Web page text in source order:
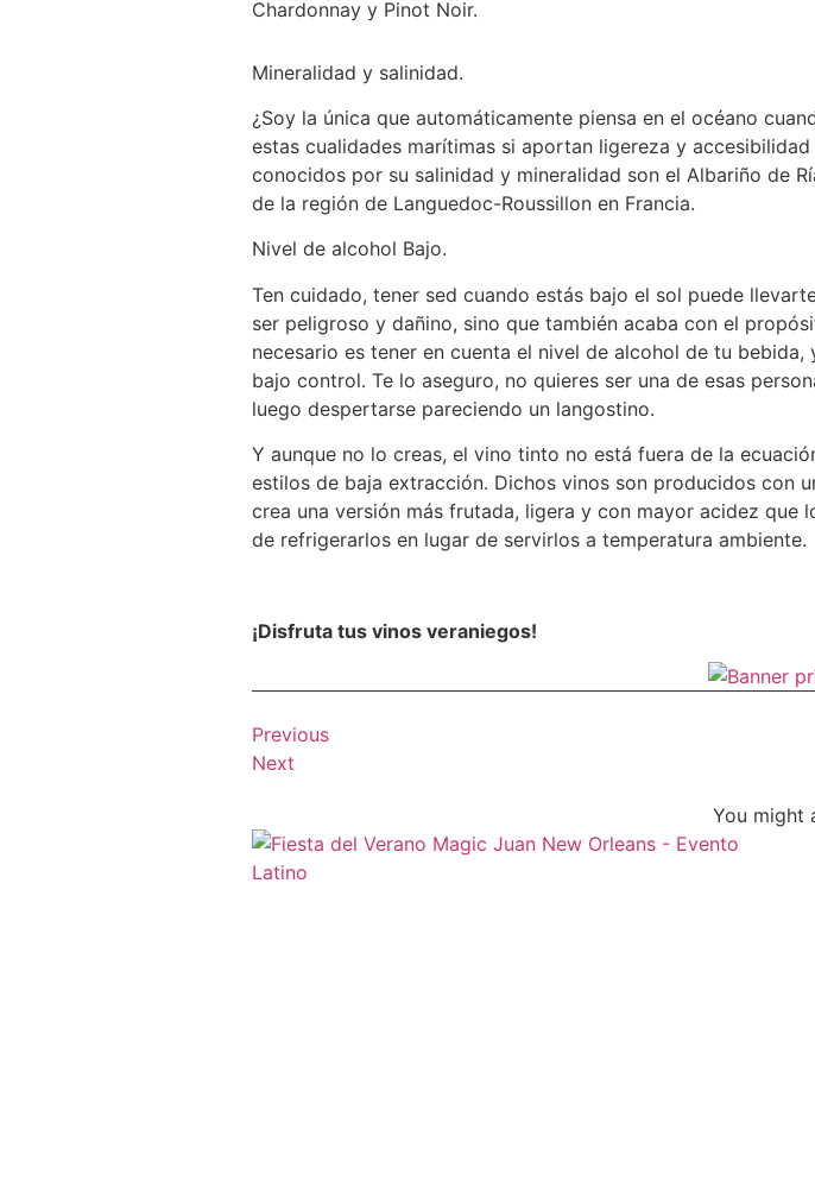
Chardonnay y Pinot Noir.
Mineralidad y salinidad.
¿Soy la única que automáticamente piensa en el océano
estas cualidades marítimas si aportan ligereza y
conocidos por su salinidad y mineralidad son el Albariño de
de la región de Languedoc-Roussillon en Francia.
Nivel de alcohol Bajo.
Ten cuidado, tener sed cuando estás bajo el sol puede
ser peligroso y dañino, sino que también acaba con el
necesario es tener en cuenta el nivel de alcohol de tu
bajo control. Te lo aseguro, no quieres ser una de esas
luego despertarse pareciendo un langostino.
Y aunque no lo creas, el vino tinto no está fuera de la
estilos de baja extracción. Dichos vinos son producidos con
crea una versión más frutada, ligera y con mayor acidez que
de refrigerarlos en lugar de servirlos a temperatura ambiente.
¡Disfruta tus vinos veraniegos!
Previous
Next
You might